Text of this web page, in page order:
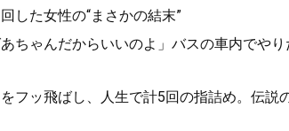
した女性の“まさかの結末”
ちゃんだからいいのよ」バスの車内でや
フッ飛ばし、人生で計5回の指詰め。伝説